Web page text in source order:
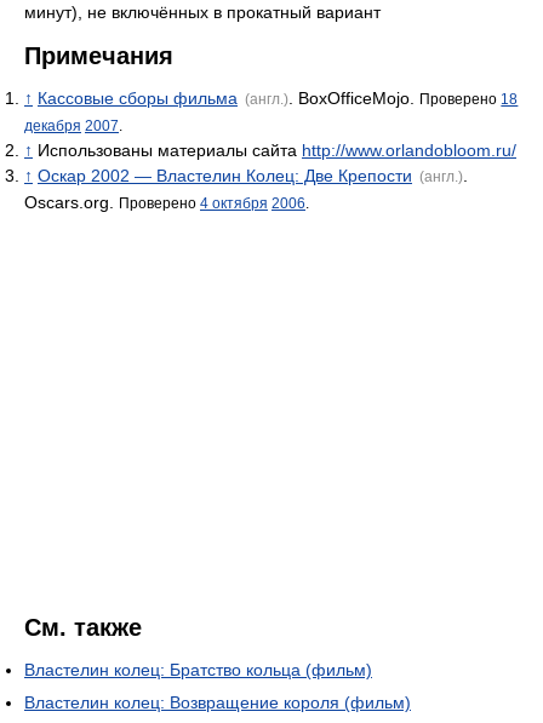
минут), не включённых в прокатный вариант
Примечания
↑ Кассовые сборы фильма (англ.) . BoxOfficeMojo. Проверено 18
декабря 2007
↑ Использованы материалы сайта http://www.orlandobloom.ru/
↑ Оскар 2002 — Властелин Колец: Две Крепости (англ.)
Oscars.org.
Проверено 4 октября 2006
См. также
Властелин колец: Братство кольца (фильм)
Властелин колец: Возвращение короля (фильм)